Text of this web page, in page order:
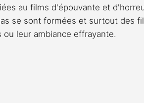
au films d'épouvante et
se sont formées et surtout des
leur ambiance effrayante.